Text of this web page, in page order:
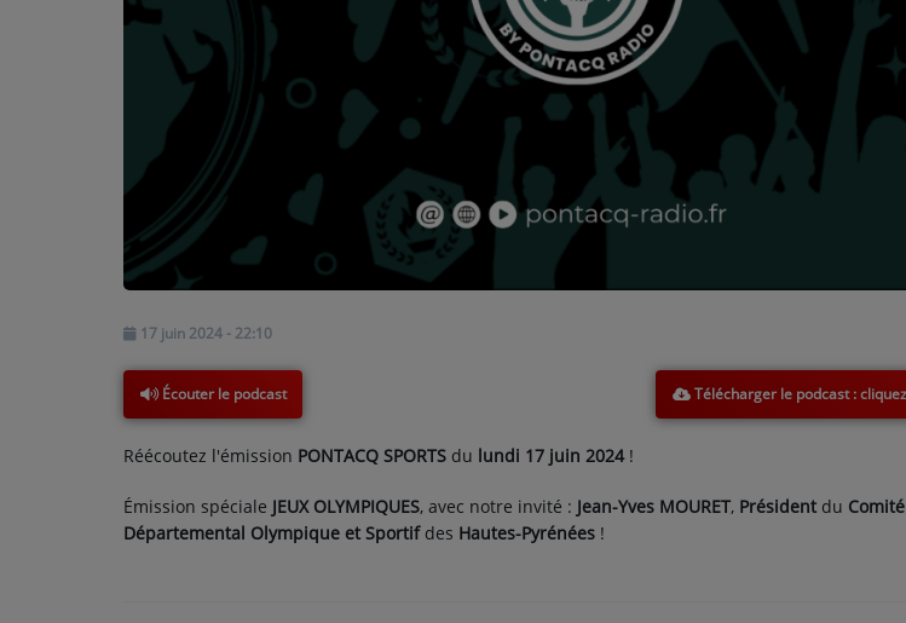
ÉDUCATION AUX MÉDIAS ET À
EN QUOI ÇA CONSISTE ?
ÉCOUTEZ LES PRODUCTIONS
JEUX CONCOURS
RECRUTEMENT
VENEZ DANS LE PUBLIC !
CRÉATIONS AUDIOVISUELLES
L'ŒIL DE L'OIE | PRÉSENTATION
VIDÉOS | L’ŒIL DE L'OIE
17 juin 2024 - 22:10
Écouter le podcast Télécharger le podcast
Réécoutez l'émission PONTACQ SPORTS du lundi 17 juin 2024!
Émission spéciale JEUX OLYMPIQUES, avec notre invité : Jean-Yves MOURET, Président du Comité
Départemental Olympique et Sportifdes Hautes-Pyrénées !
Émilie